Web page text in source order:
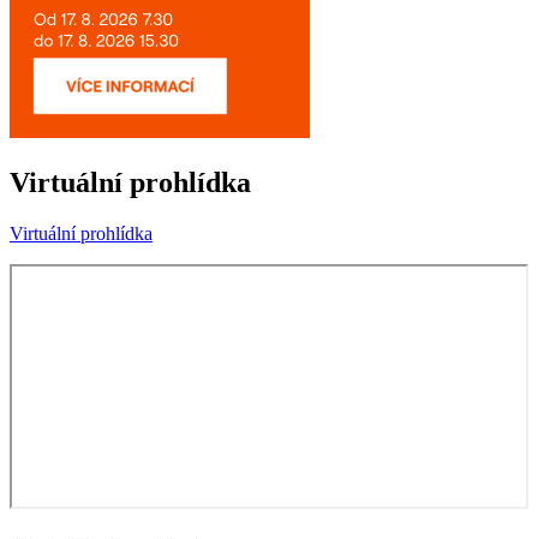
Virtuální prohlídka
Virtuální prohlídka